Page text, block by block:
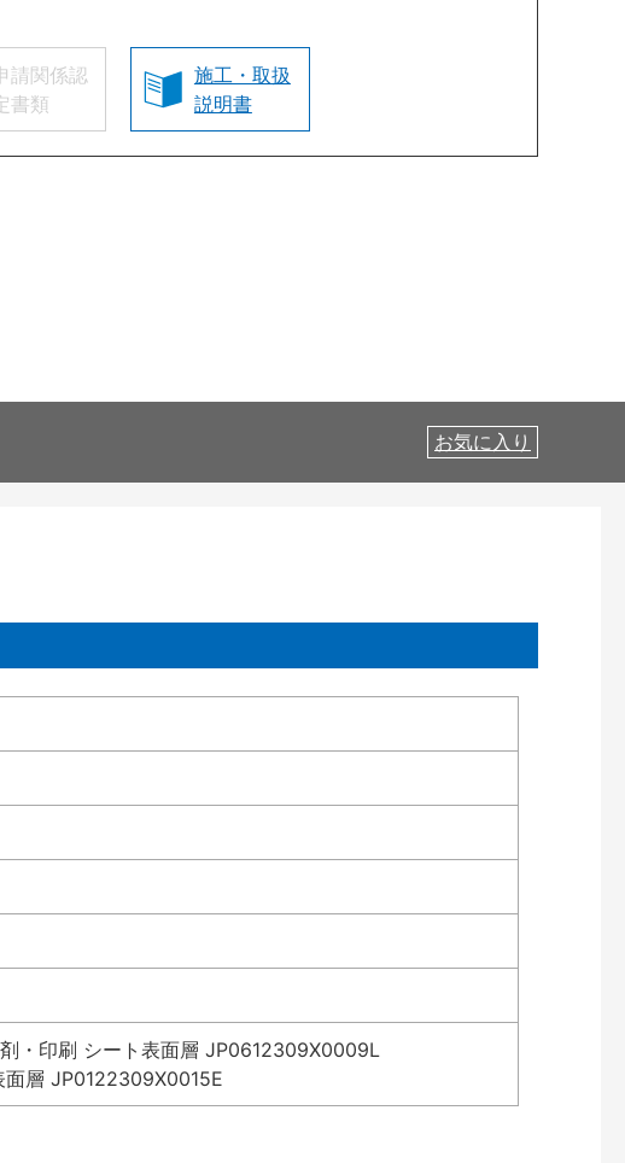
請関係認
書類
施工・取扱
説明書
お気に入り
・印刷 シート表面層 JP0612309X0009L
面層 JP0122309X0015E